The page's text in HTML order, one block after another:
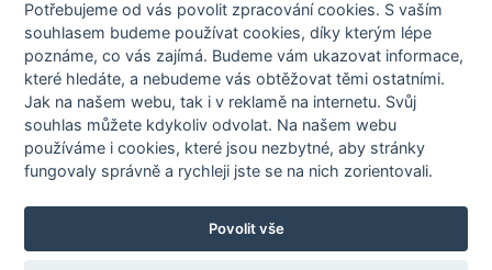
Členové STOBklubu
Zásady nakládání s osobními údaji
Otestujte se
Spočítejte si
Výzva 52
Potřebujeme od vás povolit zpracování cookies. S vaším
souhlasem budeme používat cookies, díky kterým lépe
poznáme,co vás zajímá. Budeme vám ukazovat informace,
které hledáte, a nebudeme vás obtěžovat těmi ostatními.
Jak na našem webu, tak i v reklamě na internetu. Svůj
souhlas můžete kdykoliv odvolat. Na našem webu
používáme i cookies, které jsou nezbytné, aby stránky
fungovaly správně a rychleji jste se na nich zorientovali.
Povolit vše